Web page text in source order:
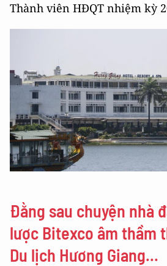
Thành viên HĐQT nhiệm kỳ
Đằng sau chuyện nhà
lược Bitexco âm thầm
Du lịch Hương Giang...